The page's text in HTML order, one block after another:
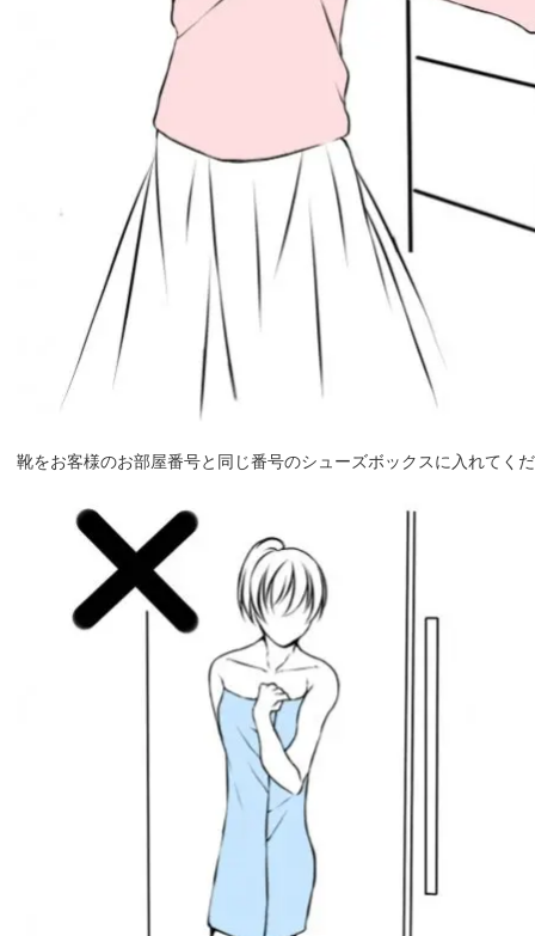
靴をお客様のお部屋番号と同じ番号のシューズボックスに入れてく